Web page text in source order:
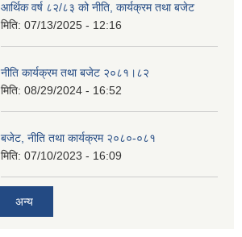
आर्थिक वर्ष ८२/८३ को नीति, कार्यक्रम तथा बजेट
मिति: 07/13/2025 - 12:16
नीति कार्यक्रम तथा बजेट २०८१।८२
मिति: 08/29/2024 - 16:52
बजेट, नीति तथा कार्यक्रम २०८०-०८१
मिति: 07/10/2023 - 16:09
अन्य